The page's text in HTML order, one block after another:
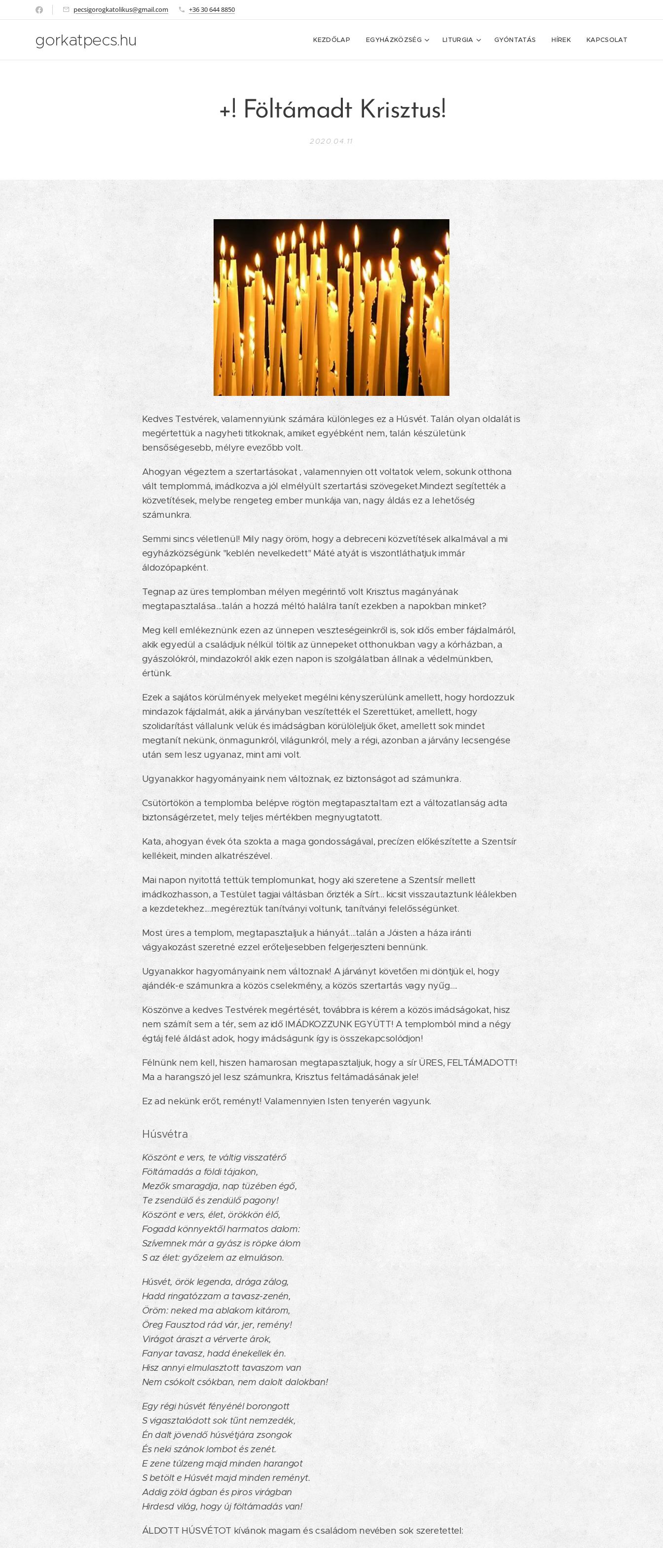
pecsigorogkatolikus@gmail.com +36 30 644 8850
gorkatpecs.hu KEZDŐLAP EGYHÁZKÖZSÉG LITURGIA GYÓNTATÁS HÍREK KAPCSOLAT
+! Föltámadt Krisztus!
2020.04.11
Kedves Testvérek, valamennyiünk számára különleges ez a Húsvét. Talán olyan oldalát is
megértettük a nagyheti titkoknak, amiket egyébként nem, talán készületünk
bensőségesebb, mélyre evezőbb volt.
Ahogyan végeztem a szertartásokat , valamennyien ott voltatok velem, sokunk otthona
vált templommá, imádkozva a jól elmélyült szertartási szövegeket.Mindezt segítették a
közvetítések, melybe rengeteg ember munkája van, nagy áldás ez a lehetőség
számunkra.
Semmi sincs véletlenül! Mily nagy öröm, hogy a debreceni közvetítések alkalmával a mi
egyházközségünk "keblén nevelkedett" Máté atyát is viszontláthatjuk immár
áldozópapként.
Tegnap az üres templomban mélyen megérintő volt Krisztus magányának
megtapasztalása...talán a hozzá méltó halálra tanít ezekben a napokban minket?
Meg kell emlékeznünk ezen az ünnepen veszteségeinkről is, sok idős ember fájdalmáról,
akik egyedül a családjuk nélkül töltik az ünnepeket otthonukban vagy a kórházban, a
gyászolókról, mindazokról akik ezen napon is szolgálatban állnak a védelmünkben,
értünk.
Ezek a sajátos körülmények melyeket megélni kényszerülünk amellett, hogy hordozzuk
mindazok fájdalmát, akik a járványban veszítették el Szerettüket, amellett, hogy
szolidarítást vállalunk velük és imádságban körülöleljük őket, amellett sok mindet
megtanít nekünk, önmagunkról, világunkról, mely a régi, azonban a járvány lecsengése
után sem lesz ugyanaz, mint ami volt.
Ugyanakkor hagyományaink nem változnak, ez biztonságot ad számunkra.
Csütörtökön a templomba belépve rögtön megtapasztaltam ezt a változatlanság adta
biztonságérzetet, mely teljes mértékben megnyugtatott.
Kata, ahogyan évek óta szokta a maga gondosságával, precízen előkészítette a Szentsír
kellékeit, minden alkatrészével.
Mai napon nyitottá tettük templomunkat, hogy aki szeretene a Szentsír mellett
imádkozhasson, a Testület tagjai váltásban őrizték a Sírt... kicsit visszautaztunk léálekben
a kezdetekhez....megéreztük tanítványi voltunk, tanítványi felelősségünket.
Most üres a templom, megtapasztaljuk a hiányát....talán a Jóisten a háza iránti
vágyakozást szeretné ezzel erőteljesebben felgerjeszteni bennünk.
Ugyanakkor hagyományaink nem változnak! A járványt követően mi döntjük el, hogy
ajándék-e számunkra a közös cselekmény, a közös szertartás vagy nyűg....
Köszönve a kedves Testvérek megértését, továbbra is kérem a közös imádságokat, hisz
nem számít sem a tér, sem az idő IMÁDKOZZUNK EGYÜTT! A templomból mind a négy
égtáj felé áldást adok, hogy imádságunk így is összekapcsolódjon!
Félnünk nem kell, hiszen hamarosan megtapasztaljuk, hogy a sír ÜRES, FELTÁMADOTT!
Ma a harangszó jel lesz számunkra, Krisztus feltámadásának jele!
Ez ad nekünk erőt, reményt! Valamennyien Isten tenyerén vagyunk.
Húsvétra
Köszönt e vers, te váltig visszatérő
Föltámadás a földi tájakon,
Mezők smaragdja, nap tüzében égő,
Te zsendülő és zendülő pagony!
Köszönt e vers, élet, örökkön élő,
Fogadd könnyektől harmatos dalom:
Szívemnek már a gyász is röpke álom
S az élet: győzelem az elmuláson.
Húsvét, örök legenda, drága zálog,
Hadd ringatózzam a tavasz-zenén,
Öröm: neked ma ablakom kitárom,
Öreg Fausztod rád vár, jer, remény!
Virágot áraszt a vérverte árok,
Fanyar tavasz, hadd énekellek én.
Hisz annyi elmulasztott tavaszom van
Nem csókolt csókban, nem dalolt dalokban!
Egy régi húsvét fényénél borongott
S vigasztalódott sok tűnt nemzedék,
Én dalt jövendő húsvétjára zsongok
És neki szánok lombot és zenét.
E zene túlzeng majd minden harangot
S betölt e Húsvét majd minden reményt.
Addig zöld ágban és piros virágban
Hirdesd világ, hogy új föltámadás van!
ÁLDOTT HÚSVÉTOT kívánok magam és családom nevében sok szeretettel: